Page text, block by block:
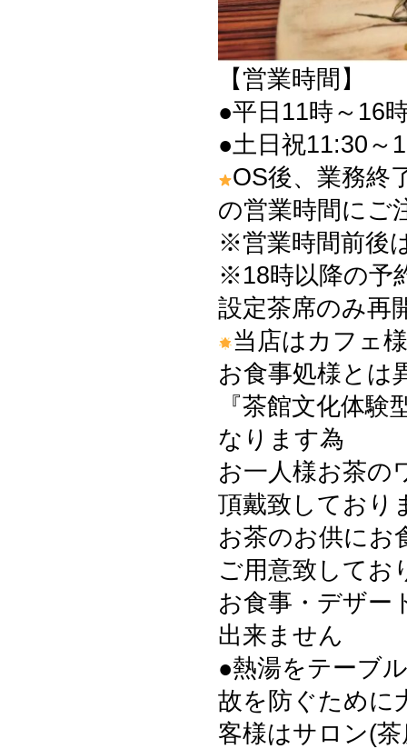
【営業時間】
●平日11時～16
●土日祝11:30～
OS後、業務終
の営業時間にご
※営業時間前後
※18時以降の予
設定茶席のみ再
当店はカフェ
お食事処様とは
『茶館文化体験
なります為
お一人様お茶の
頂戴致しており
お茶のお供にお
ご用意致してお
お食事・デザー
出来ません
●熱湯をテーブ
故を防ぐために
客様はサロン(